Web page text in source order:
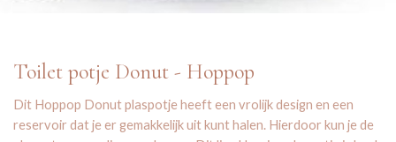
Toilet potje Donut - Hoppop
Dit Hoppop Donut plaspotje heeft een vrolijk design en een
reservoir dat je er gemakkelijk uit kunt halen. Hierdoor kun je de